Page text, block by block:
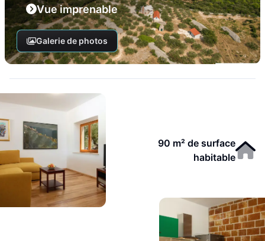
Vue imprenable
Galerie de photos
90 m² de surface
habitable